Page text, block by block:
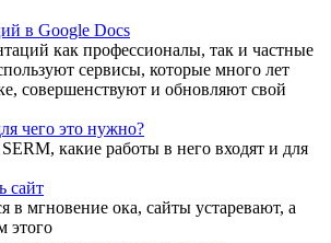
в Google Docs
как профессионалы, так и частные
сервисы, которые много лет
совершенствуют и обновляют свой
чего это нужно?
какие работы в него входят и для
сайт
в мгновение ока, сайты устаревают, а
этого